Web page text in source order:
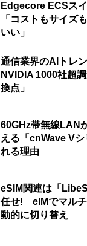
Edgecore ECSス
「コストもサイズ
いい」
通信業界のAIトレ
NVIDIA 1000社超
換点」
60GHz帯無線LAN
える「cnWave V
れる理由
eSIM関連は「
任せ! eIMでマル
動的に切り替え